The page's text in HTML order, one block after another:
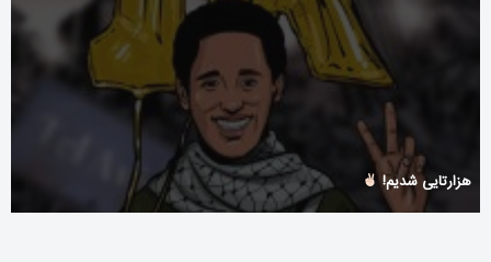
هزارتایی شدیم!